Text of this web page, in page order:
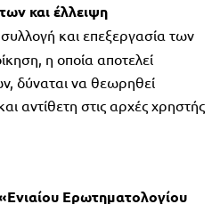
και έλλειψη
και επεξεργασία των
η οποία αποτελεί
δύναται να θεωρηθεί
αντίθετη στις αρχές χρηστής
Ερωτηματολογίου